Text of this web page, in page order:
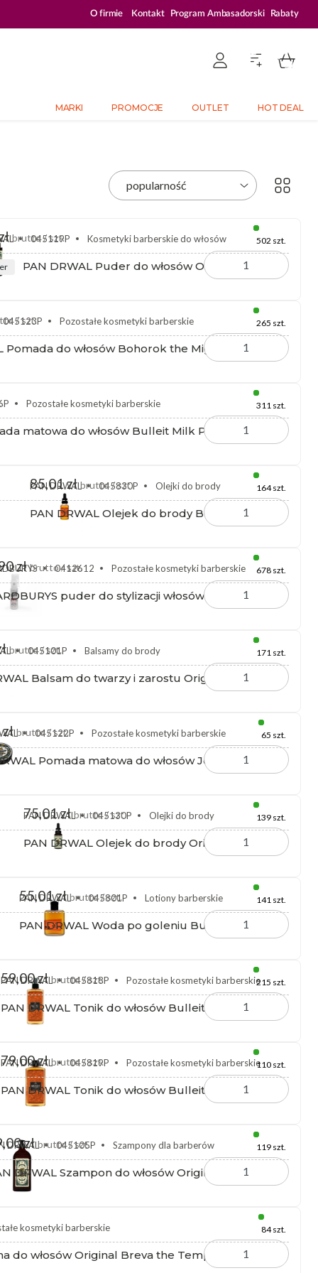
ZALOGUJ SIĘ I KUPUJ TANIEJ – AŻ 33% ZNIŻKI
O firmie Kontakt Program Ambasadorski Rabaty
MARKI PROMOCJE OUTLET HOT DEAL
PAN DRWAL Puder do włosów Original 20 g
045119P Kosmetyki barberskie do włosów 502 szt.
brutto / szt.
Pomada do włosów Bohorok the Mighty 150 ml
045123P Pozostałe kosmetyki barberskie 265 szt.
/ szt.
matowa do włosów Bulleit Milk Punch 120 g
Pozostałe kosmetyki barberskie 311 szt.
PAN DRWAL Olejek do brody Bulleit 30 ml
PAN DRWAL 045830P Olejki do brody 164 szt.
85,01 zł brutto / szt.
puder do stylizacji włosów Hover 12 g
0412612 Pozostałe kosmetyki barberskie 678 szt.
zł brutto / szt.
Balsam do twarzy i zarostu Original 100 ml
045101P Balsamy do brody 171 szt.
brutto / szt.
Pomada matowa do włosów Joran 150 ml
045122P Pozostałe kosmetyki barberskie 65 szt.
brutto / szt.
PAN DRWAL Olejek do brody Original 30 ml
PAN DRWAL 045130P Olejki do brody 139 szt.
75,01 zł brutto / szt.
PAN DRWAL Woda po goleniu Bulleit 100 ml
PAN DRWAL 045801P Lotiony barberskie 141 szt.
55,01 zł brutto / szt.
PAN DRWAL Tonik do włosów Bulleit 200 ml
PAN DRWAL 045818P Pozostałe kosmetyki barberskie215 szt.
59,00 zł brutto / szt.
PAN DRWAL Tonik do włosów Bulleit 400 ml
PAN DRWAL 045819P Pozostałe kosmetyki barberskie110 szt.
79,00 zł brutto / szt.
DRWAL Szampon do włosów Original 1000 ml
DRWAL 045105P Szampony dla barberów 119 szt.
zł brutto / szt.
do włosów Original Breva the Tempest 150 ml
kosmetyki barberskie 84 szt.